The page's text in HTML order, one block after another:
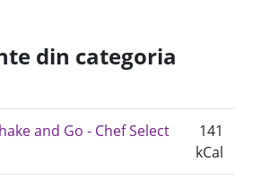
din categoria
and Go - Chef Select
141
kCal